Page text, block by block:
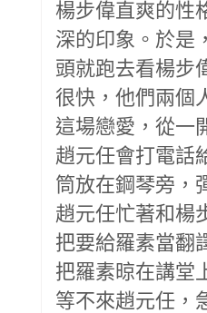
楊步偉直爽的性
深的印象。於是
頭就跑去看楊步
很快，他們兩個
這場戀愛，從一
趙元任會打電話
筒放在鋼琴旁，
趙元任忙著和楊
把要給羅素當翻
把羅素晾在講堂
等不來趙元任，